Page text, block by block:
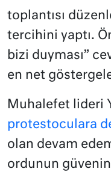
toplantısı
tercihini yaptı.
bizi duyması”
en net
Muhalefet lideri
protestoculara
olan devam
ordunun